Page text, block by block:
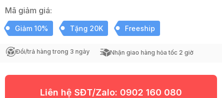
Mã giảm giá:
Giảm 10% Tặng 20K Freeship
Đổi/trả hàng trong 3 ngày Nhận giao hàng hỏa tốc 2 giờ
Liên hệ SĐT/Zalo: 0902 160 080